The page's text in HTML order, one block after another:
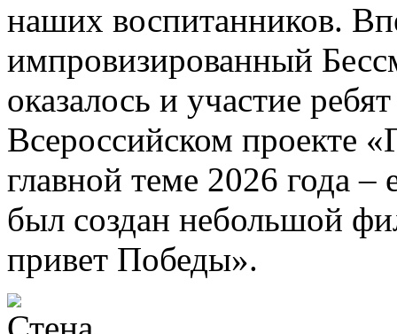
наших воспитанников.
импровизированный
оказалось и участие
Всероссийском проекте
главной теме 2026 года
был создан небольшой
привет Победы».